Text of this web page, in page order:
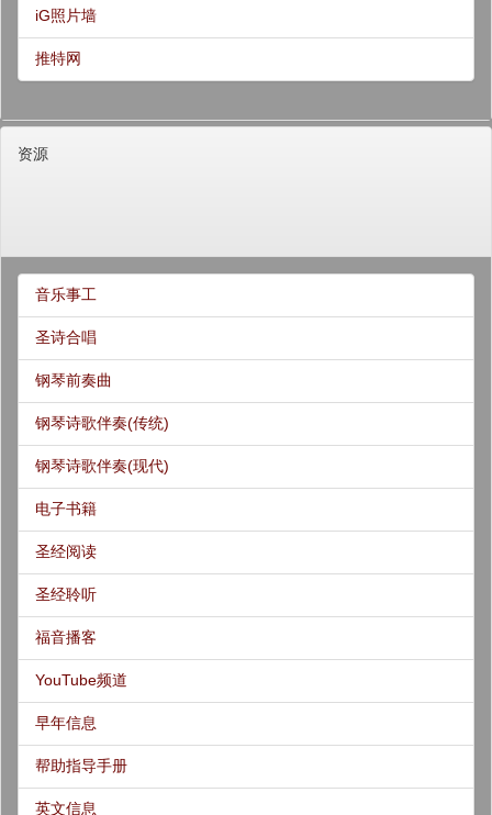
iG照片墙
推特网
资源
音乐事工
圣诗合唱
钢琴前奏曲
钢琴诗歌伴奏(传统)
钢琴诗歌伴奏(现代)
电子书籍
圣经阅读
圣经聆听
福音播客
YouTube频道
早年信息
帮助指导手册
英文信息